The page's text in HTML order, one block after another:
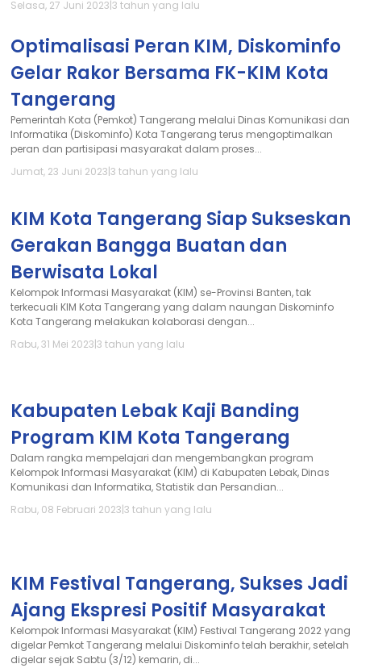
Selasa, 27 Juni 2023|3 tahun yang lalu
Optimalisasi Peran KIM, Diskominfo
Gelar Rakor Bersama FK-KIM Kota
Tangerang
Pemerintah Kota (Pemkot) Tangerang melalui Dinas Komunikasi dan
Informatika (Diskominfo) Kota Tangerang terus mengoptimalkan
peran dan partisipasi masyarakat dalam proses...
Jumat, 23 Juni 2023|3 tahun yang lalu
KIM Kota Tangerang Siap Sukseskan
Gerakan Bangga Buatan dan
Berwisata Lokal
Kelompok Informasi Masyarakat (KIM) se-Provinsi Banten, tak
terkecuali KIM Kota Tangerang yang dalam naungan Diskominfo
Kota Tangerang melakukan kolaborasi dengan...
Rabu, 31 Mei 2023|3 tahun yang lalu
Kabupaten Lebak Kaji Banding
Program KIM Kota Tangerang
Dalam rangka mempelajari dan mengembangkan program
Kelompok Informasi Masyarakat (KIM) di Kabupaten Lebak, Dinas
Komunikasi dan Informatika, Statistik dan Persandian...
Rabu, 08 Februari 2023|3 tahun yang lalu
KIM Festival Tangerang, Sukses Jadi
Ajang Ekspresi Positif Masyarakat
Kelompok Informasi Masyarakat (KIM) Festival Tangerang 2022 yang
digelar Pemkot Tangerang melalui Diskominfo telah berakhir, setelah
digelar sejak Sabtu (3/12) kemarin, di...